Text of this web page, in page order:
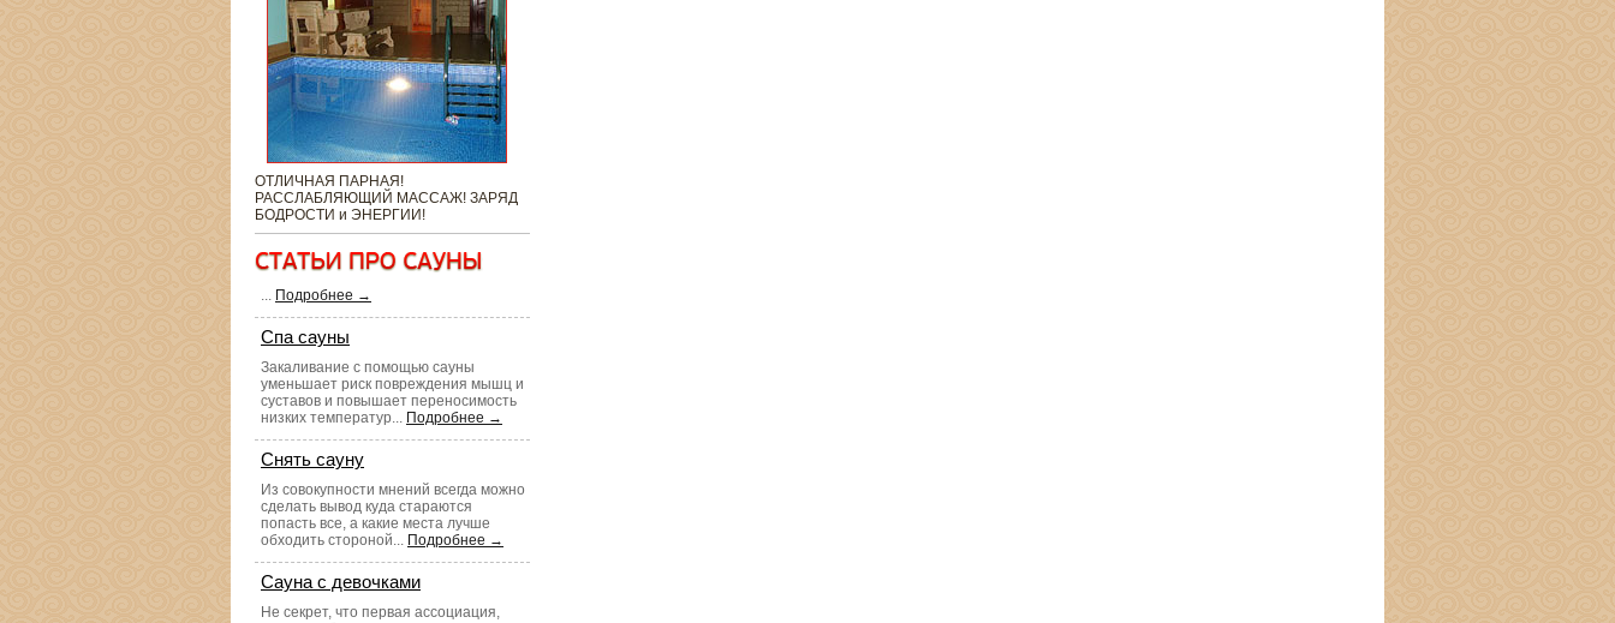
ОТЛИЧНАЯ ПАРНАЯ!
РАССЛАБЛЯЮЩИЙ МАССАЖ! ЗАРЯД
БОДРОСТИ и ЭНЕРГИИ!
... Подробнее →
Спа сауны
Закаливание с помощью сауны
уменьшает риск повреждения мышц и
суставов и повышает переносимость
низких температур... Подробнее →
Снять сауну
Из совокупности мнений всегда можно
сделать вывод куда стараются
попасть все, а какие места лучше
обходить стороной... Подробнее →
Сауна с девочками
Не секрет, что первая ассоциация,